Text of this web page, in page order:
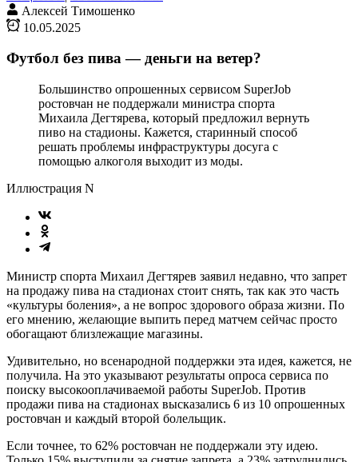
Алексей Тимошенко
10.05.2025
Футбол без пива — деньги на ветер?
Большинство опрошенных сервисом SuperJob
ростовчан не поддержали министра спорта
Михаила Дегтярева, который предложил вернуть
пиво на стадионы. Кажется, старинный способ
решать проблемы инфраструктуры досуга с
помощью алкоголя выходит из моды.
Иллюстрация N
Министр спорта Михаил Дегтярев заявил недавно, что запрет
на продажу пива на стадионах стоит снять, так как это часть
«культуры боления», а не вопрос здорового образа жизни. По
его мнению, желающие выпить перед матчем сейчас просто
обогащают близлежащие магазины.
Удивительно, но всенародной поддержки эта идея, кажется, не
получила. На это указывают результаты опроса сервиса по
поиску высокооплачиваемой работы SuperJob. Против
продажи пива на стадионах высказались 6 из 10 опрошенных
ростовчан и каждый второй болельщик.
Если точнее, то 62% ростовчан не поддержали эту идею.